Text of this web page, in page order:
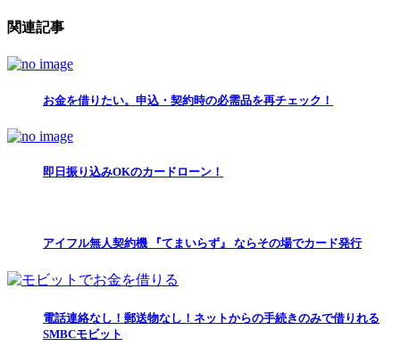
関連記事
お金を借りたい。申込・契約時の必需品を再チェック！
即日振り込みOKのカードローン！
アイフル無人契約機 『てまいらず』 ならその場でカード発行
電話連絡なし！郵送物なし！ネットからの手続きのみで借りれる
SMBCモビット